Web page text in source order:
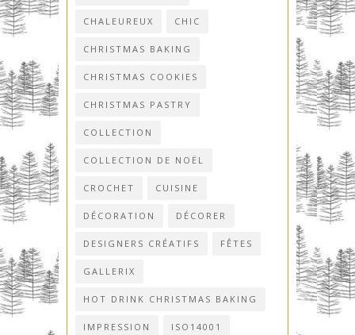
CHALEUREUX CHIC
CHRISTMAS BAKING
CHRISTMAS COOKIES
CHRISTMAS PASTRY
COLLECTION
COLLECTION DE NOËL
CROCHET CUISINE
DÉCORATION DÉCORER
DESIGNERS CRÉATIFS FÊTES
GALLERIX
HOT DRINK CHRISTMAS BAKING
IMPRESSION ISO14001